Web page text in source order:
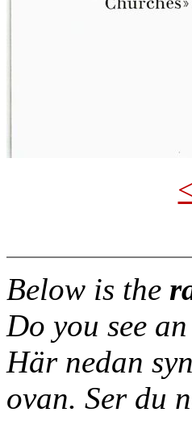
Below is the
Do you see
Här nedan
ovan. Ser du